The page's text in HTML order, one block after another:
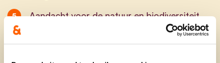
Aandacht voor de natuur en biodiversiteit
begint in eigen tuin en omgeving. Het
Tuinrangersprojectis een initiatief van de